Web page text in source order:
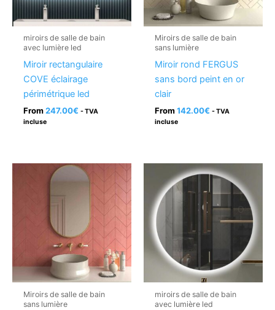
miroirs de salle de bain
avec lumière led
Miroir rectangulaire
COVE éclairage
périmétrique led
From 247.00€ - TVA
incluse
Miroirs de salle de bain
sans lumière
Miroir rond FERGUS
sans bord peint en or
clair
From 142.00€ - TVA
incluse
Miroirs de salle de bain
sans lumière
miroirs de salle de bain
avec lumière led